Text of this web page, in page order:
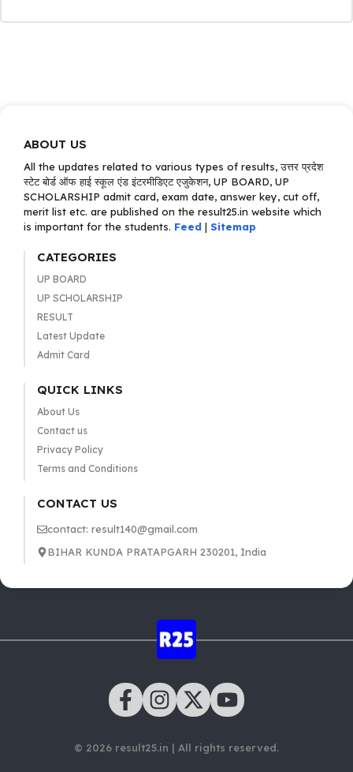
ABOUT US
All the updates related to various types of results, उत्तर प्रदेश
स्टेट बोर्ड ऑफ हाई स्कूल एंड इंटरमीडिएट एजुकेशन, UP BOARD, UP
SCHOLARSHIP admit card, exam date, answer key, cut off,
merit list etc. are published on the result25.in website which
is important for the students. Feed | Sitemap
CATEGORIES
UP BOARD
UP SCHOLARSHIP
RESULT
Latest Update
Admit Card
QUICK LINKS
About Us
Contact us
Privacy Policy
Terms and Conditions
CONTACT US
contact: result140@gmail.com
BIHAR KUNDA PRATAPGARH 230201, India
© 2026 result25.in | All rights reserved.